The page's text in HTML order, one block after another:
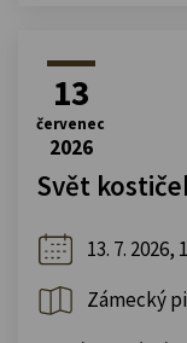
13
červenec
2026
Svět
13. 7. 2026,
Zámecký